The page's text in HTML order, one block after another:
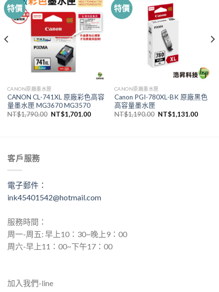
特價
CANON原廠墨水匣
CANON CL-741XL 原廠彩色高容
量墨水匣 MG3670 MG3570
NT$1,790.00 原
NT$1,701.00目
特價
CANON原廠墨水匣
Canon PGI-780XL-BK 原廠黑色
高容量墨水匣
NT$1,190.00 原
NT$1,131.00目
客戶服務
電子郵件：
ink45401542@hotmail.com
服務時間：
周一-周五: 早上10：30~晚上9：00
周六-早上11：00~下午17：00
加入我們-line